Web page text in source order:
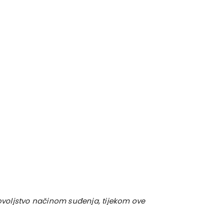
načinom suđenja, tijekom ove